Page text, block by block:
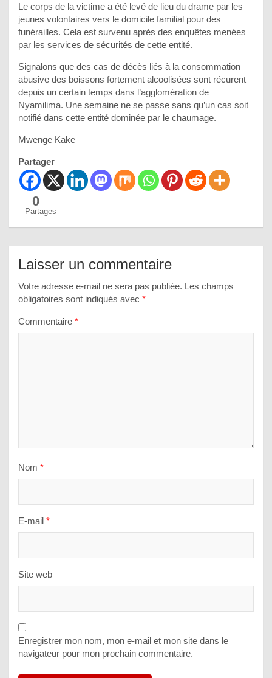
Le corps de la victime a été levé de lieu du drame par les
jeunes volontaires vers le domicile familial pour des
funérailles. Cela est survenu après des enquêtes menées
par les services de sécurités de cette entité.
Signalons que des cas de décès liés à la consommation
abusive des boissons fortement alcoolisées sont récurent
depuis un certain temps dans l’agglomération de
Nyamilima. Une semaine ne se passe sans qu’un cas soit
notifié dans cette entité dominée par le chaumage.
Mwenge Kake
Partager
0
Partages
Laisser un commentaire
Votre adresse e-mail ne sera pas publiée. Les champs
obligatoires sont indiqués avec *
Commentaire *
Nom *
E-mail *
Site web
Enregistrer mon nom, mon e-mail et mon site dans le
navigateur pour mon prochain commentaire.